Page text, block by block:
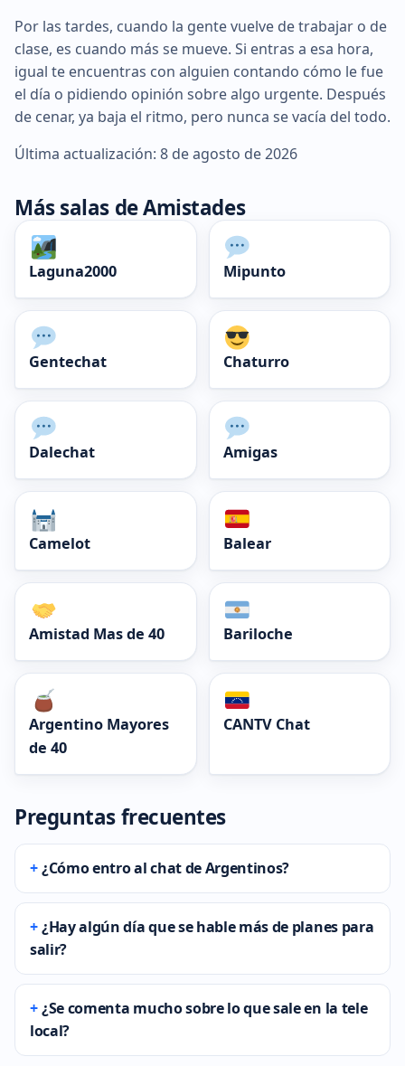
Por las tardes, cuando la gente vuelve de trabajar o de
clase, es cuando más se mueve. Si entras a esa hora,
igual te encuentras con alguien contando cómo le fue
el día o pidiendo opinión sobre algo urgente. Después
de cenar, ya baja el ritmo, pero nunca se vacía del todo.
Última actualización: 8 de agosto de 2026
Más salas de Amistades
Laguna2000 Mipunto
Gentechat Chaturro
Dalechat Amigas
Camelot Balear
Amistad Mas de 40 Bariloche
Argentino Mayores
de 40
CANTV Chat
Preguntas frecuentes
¿Cómo entro al chat de Argentinos?
¿Hay algún día que se hable más de planes para
salir?
¿Se comenta mucho sobre lo que sale en la tele
local?